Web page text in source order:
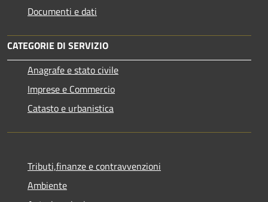
Documenti e dati
CATEGORIE DI SERVIZIO
Anagrafe e stato civile
Imprese e Commercio
Catasto e urbanistica
Tributi,finanze e contravvenzioni
Ambiente